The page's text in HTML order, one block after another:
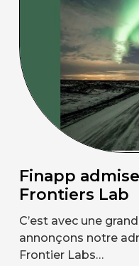
Finapp
Frontiers Lab
C’est avec une
annonçons notre
Frontier Labs…